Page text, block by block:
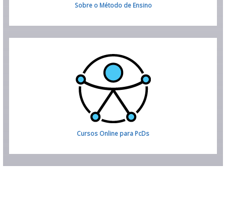
Sobre o Método de Ensino
Cursos Online para PcDs